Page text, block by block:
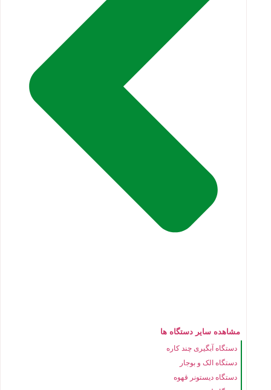
مشاهده سایر دستگاه ها
دستگاه آبگیری چند کاره
دستگاه الک و بوجار
دستگاه دیستونر قهوه